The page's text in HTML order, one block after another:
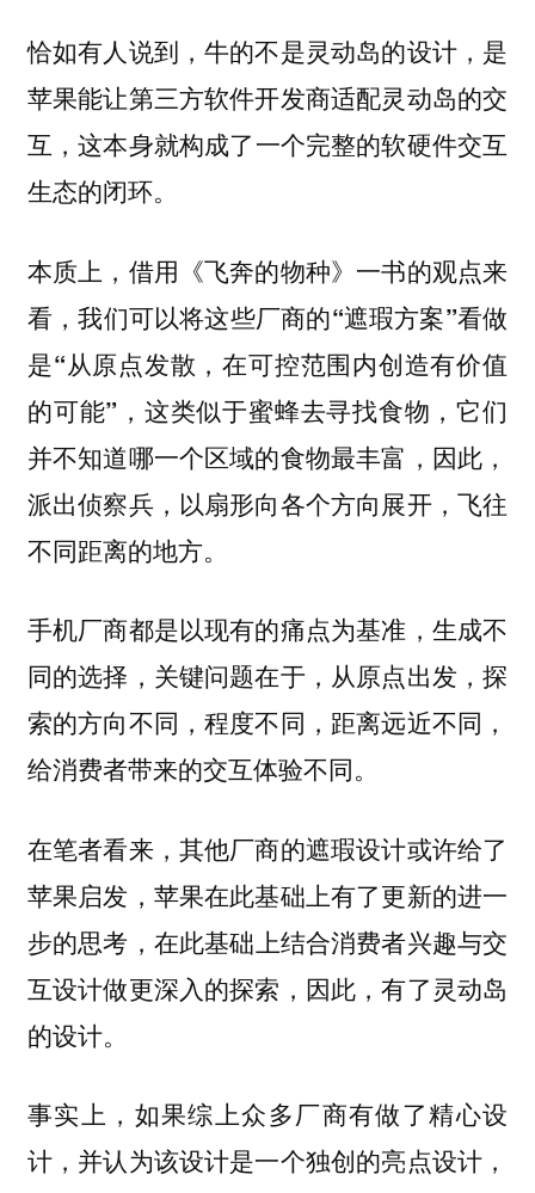
恰如有人说到，牛的不是灵动岛的设计， 是
苹果能让第三方软件开发商适配灵动岛的交
互，这本身就构成了一个完整的软硬件交互
生态的闭环。
本质上，借用《飞奔的物种》一书的观点来
看，我们可以将这些厂商的“遮瑕方案”看做
是“从原点发散，在可控范围内创造有价值
的可能”， 这类似于蜜蜂去寻找食物，它们
并不知道哪一个区域的食物最丰富，因此，
派出侦察兵，以扇形向各个方向展开，飞往
不同距离的地方。
手机厂商都是以现有的痛点为基准，生成不
同的选择，关键问题在于， 从原点出发，探
索的方向不同，程度不同，距离远近不同，
给消费者带来的交互体验不同。
在笔者看来，其他厂商的遮瑕设计或许给了
苹果启发，苹果在此基础上有了更新的进一
步的思考， 在此基础上结合消费者兴趣与交
互设计做更深入的探索 ，因此，有了灵动岛
的设计。
事实上，如果综上众多厂商有做了精心设
计，并认为该设计是一个独创的亮点设计，